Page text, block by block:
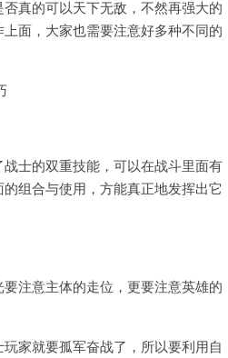
真的可以天下无敌，不然再强大的
面，大家也需要注意好多种不同的
士的双重技能，可以在战斗里面有
组合与使用，方能真正地发挥出它
注意主体的走位，更要注意英雄的
家就要孤军奋战了，所以要利用自